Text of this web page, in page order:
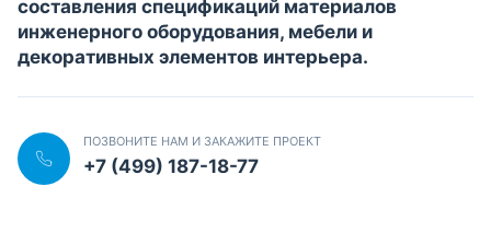
составления спецификаций материалов
инженерного оборудования, мебели и
декоративных элементов интерьера.
ПОЗВОНИТЕ НАМ И ЗАКАЖИТЕ ПРОЕКТ
+7 (499) 187-18-77